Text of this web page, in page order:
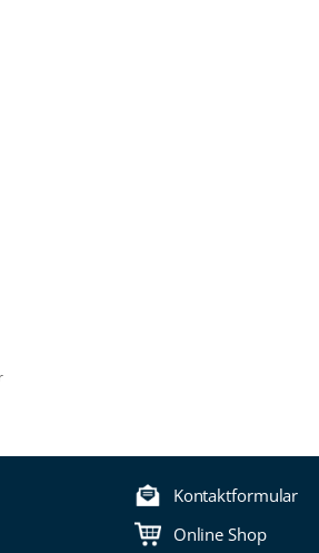
Kontaktformular
Online Shop